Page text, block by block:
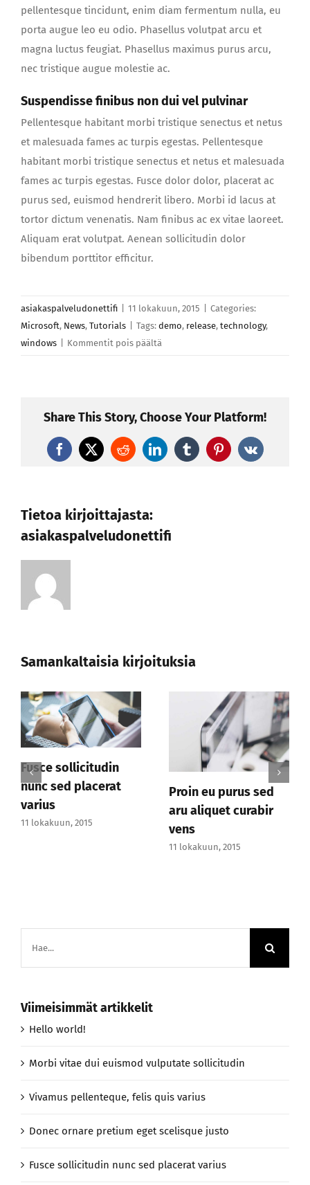
pellentesque tincidunt, enim diam fermentum nulla, eu
porta augue leo eu odio. Phasellus volutpat arcu et
magna luctus feugiat. Phasellus maximus purus arcu,
nec tristique augue molestie ac.
Suspendisse finibus non dui vel pulvinar
Pellentesque habitant morbi tristique senectus et netus
et malesuada fames ac turpis egestas. Pellentesque
habitant morbi tristique senectus et netus et malesuada
fames ac turpis egestas. Fusce dolor dolor, placerat ac
purus sed, euismod hendrerit libero. Morbi id lacus at
tortor dictum venenatis. Nam finibus ac ex vitae laoreet.
Aliquam erat volutpat. Aenean sollicitudin dolor
bibendum porttitor efficitur.
asiakaspalveludonettifi 11 lokakuun, 2015
Categories:
Microsoft, News, Tutorials Tags: demo, release, technology,
windows
Kommentit pois päältä
imperdiet
hac
habitasse
Share This Story, Choose Your Platform!
Facebook
X RedditLinkedInTumblrPinterest
Vk
Tietoa kirjoittajasta:
asiakaspalveludonettifi
Samankaltaisia kirjoituksia
sed
curabir
Etiam venenatis nibh
et dapibus
bibendum aliquam
feugiat
Mauris
aliquam
congue
11 lokakuun, 2015
Etsi
Viimeisimmät artikkelit
Hello world!
Morbi vitae dui euismod vulputate sollicitudin
Vivamus pellenteque, felis quis varius
Donec ornare pretium eget scelisque justo
Fusce sollicitudin nunc sed placerat varius